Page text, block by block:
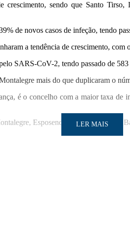
crescimento, sendo que Santo
de novos casos de infeção, tendo
a tendência de crescimento,
SARS-CoV-2, tendo passado de 583
mais do que duplicaram o
é o concelho com a maior taxa de
Esposende, Peso da Régua e
LER MAIS